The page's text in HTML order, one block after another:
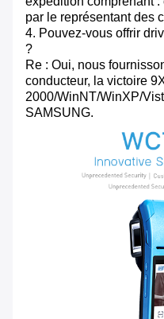
par le représentant des
4. Pouvez-vous offrir
?
Re : Oui, nous
conducteur, la victoire
2000/WinNT/WinXP/
SAMSUNG.